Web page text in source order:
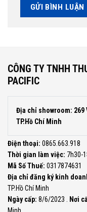
CÔNG TY TNHH
PACIFIC
Địa chỉ showroom: 269
TP.Hồ Chí Minh
Điện thoại: 0865.663.918
Thời gian làm việc: 7h30-
Mã Số Thuế: 0317874631
Địa chỉ đăng ký kinh
TP.Hồ Chí Minh
Ngày cấp: 8/6/2023 . Nơi